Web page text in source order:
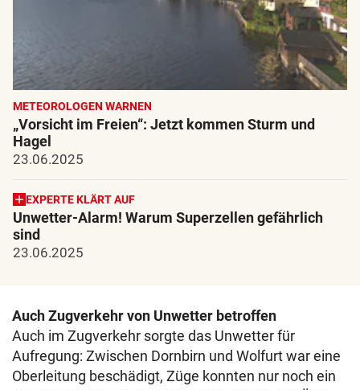
METEOROLOGEN WARNEN
„Vorsicht im Freien“: Jetzt kommen Sturm und
Hagel
23.06.2025
EXPERTE KLÄRT AUF
Unwetter-Alarm! Warum Superzellen gefährlich
sind
23.06.2025
Auch Zugverkehr von Unwetter betroffen
Auch im Zugverkehr sorgte das Unwetter für
Aufregung: Zwischen Dornbirn und Wolfurt war eine
Oberleitung beschädigt, Züge konnten nur noch ein